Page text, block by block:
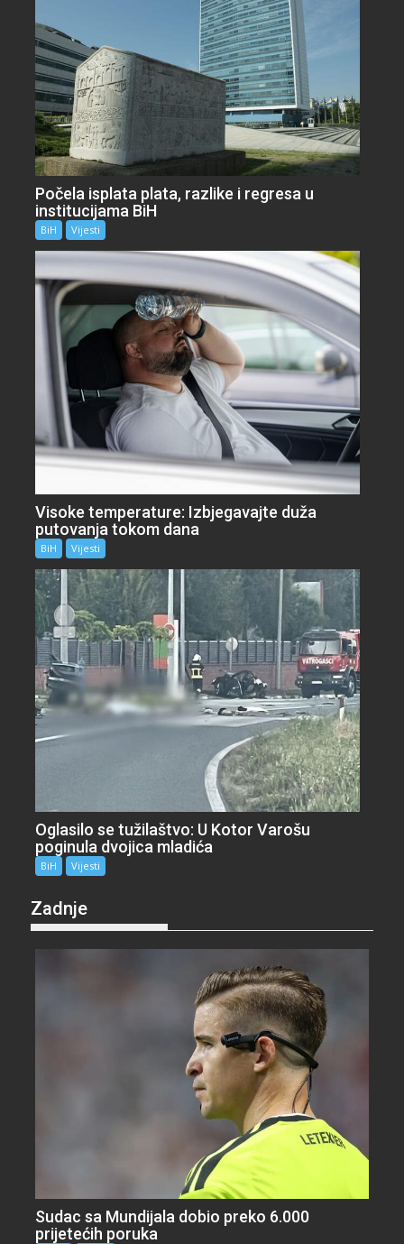
Počela isplata plata, razlike i regresa u
institucijama BiH
BiH Vijesti
Visoke temperature: Izbjegavajte duža
putovanja tokom dana
BiH Vijesti
Oglasilo se tužilaštvo: U Kotor Varošu
poginula dvojica mladića
BiH Vijesti
Zadnje
Sudac sa Mundijala dobio preko 6.000
prijetećih poruka